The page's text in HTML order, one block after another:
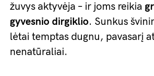
žuvys aktyvėja – ir joms reikia
gyvesnio dirgiklio. Sunkus
lėtai temptas dugnu, pavasarį
nenatūraliai.